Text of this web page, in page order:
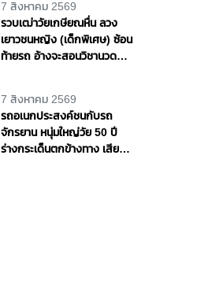
7 สิงหาคม 2569
รวบเฒ่าวัยเกษียณหื่น ลวง
เยาวชนหญิง (เด็กพิเศษ) ซ้อน
ท้ายรถ อ้างจะสอนวิชานวด
7 สิงหาคม 2569
รถอเนกประสงค์ชนกับรถ
จักรยาน หนุ่มใหญ่วัย 50 ปี
ร่างกระเด็นตกข้างทาง เสีย